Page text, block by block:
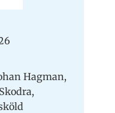
Hagman,